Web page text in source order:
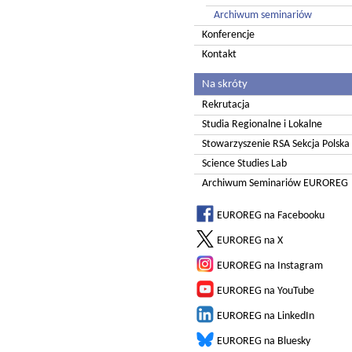
Archiwum seminariów
Konferencje
Kontakt
Na skróty
Rekrutacja
Studia Regionalne i Lokalne
Stowarzyszenie RSA Sekcja Polska
Science Studies Lab
Archiwum Seminariów EUROREG
EUROREG na Facebooku
EUROREG na X
EUROREG na Instagram
EUROREG na YouTube
EUROREG na LinkedIn
EUROREG na Bluesky